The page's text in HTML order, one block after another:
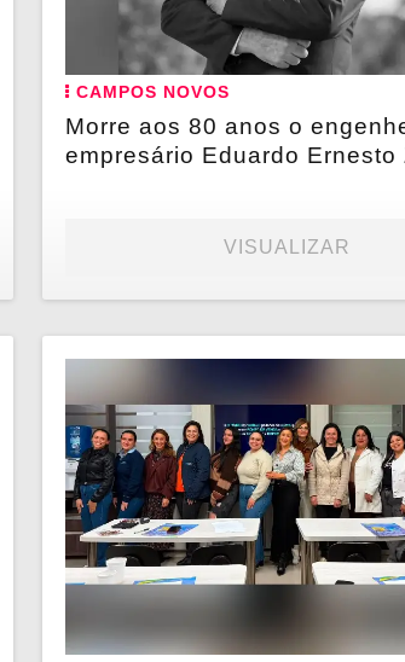
CAMPOS NOVOS
Morre aos 80 anos o
empresário Eduardo Ernesto
VISUALIZAR